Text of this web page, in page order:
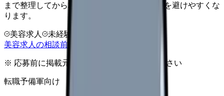
まで整理してから求人を見た方がミスマッチを避けやすくな
ります。
美容求人 未経験可
美容求人の相談前チェックを見る
※ 応募前に掲載元の最新情報を確認してください
転職予備軍向け